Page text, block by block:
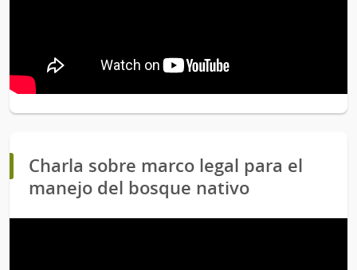
Charla sobre marco legal para el
manejo del bosque nativo